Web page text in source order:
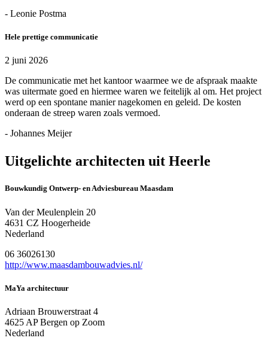
- Leonie Postma
Hele prettige communicatie
2 juni 2026
De communicatie met het kantoor waarmee we de afspraak maakte
was uitermate goed en hiermee waren we feitelijk al om. Het project
werd op een spontane manier nagekomen en geleid. De kosten
onderaan de streep waren zoals vermoed.
- Johannes Meijer
Uitgelichte architecten uit Heerle
Bouwkundig Ontwerp- en Adviesbureau Maasdam
Van der Meulenplein 20
4631 CZ Hoogerheide
Nederland
06 36026130
http://www.maasdambouwadvies.nl/
MaYa architectuur
Adriaan Brouwerstraat 4
4625 AP Bergen op Zoom
Nederland